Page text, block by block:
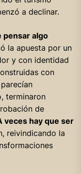
a declinar.
pensar algo
la apuesta por un
y con identidad
con
terminaron
de
veces hay que ser
reivindicando la